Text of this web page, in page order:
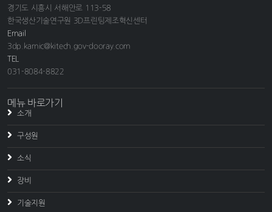
경기도 시흥시 서해안로 113-58
한국생산기술연구원 3D프린팅제조혁신센터
Email
3dp.kamic@kitech.gov-dooray.com
TEL
031-8084-8822
메뉴 바로가기
소개
구성원
소식
장비
기술지원